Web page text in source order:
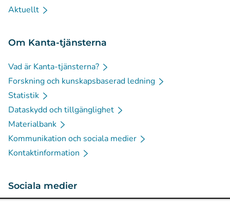
Aktuellt
Om Kanta-tjänsterna
Vad är Kanta-tjänsterna?
Forskning och kunskapsbaserad ledning
Statistik
Dataskydd och tillgänglighet
Materialbank
Kommunikation och sociala medier
Kontaktinformation
Sociala medier